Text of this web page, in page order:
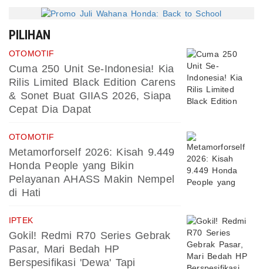
PILIHAN
OTOMOTIF
Cuma 250 Unit Se-Indonesia! Kia
Rilis Limited Black Edition Carens
& Sonet Buat GIIAS 2026, Siapa
Cepat Dia Dapat
OTOMOTIF
Metamorforself 2026: Kisah 9.449
Honda People yang Bikin
Pelayanan AHASS Makin Nempel
di Hati
IPTEK
Gokil! Redmi R70 Series Gebrak
Pasar, Mari Bedah HP
Berspesifikasi 'Dewa' Tapi